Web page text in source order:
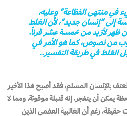
في منتهى الفظاعة” وعليه،
إلى “إنسان جديد”، لأن الغلط
ظهر لأزيد من خمسة عشر قرناً،
من نصوص، كما هو الأمر في
الغلط في طريقة التفسير..
بالإنسان المسلم، فقد أصبح هذا الأخير
يمكن أن ينفجر، إنه قنبلة موقوتة. ومما لا
رغم أن الغالبية العظمى الذين